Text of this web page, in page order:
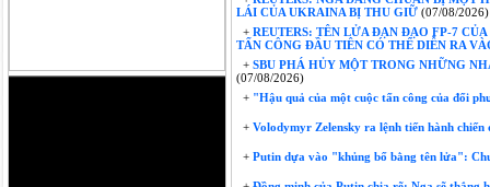
LÁI CỦA UKRAINA BỊ THU GIỮ (07/08/2026)
+ REUTERS: TÊN LỬA ĐẠN ĐẠO FP-7
TẤN CÔNG ĐẦU TIÊN CÓ THỂ DIỄN RA
+ SBU PHÁ HỦY MỘT TRONG NHỮNG
(07/08/2026)
+ "Hậu quả của một cuộc tấn công của đối
+ Volodymyr Zelensky ra lệnh tiến hành
+ Putin dựa vào "khủng bố bằng tên lửa":